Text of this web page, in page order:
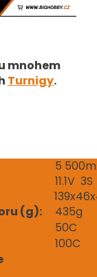
mnohem
Turnigy.
5
11.1V 3S
(g):
435g
50C
100C